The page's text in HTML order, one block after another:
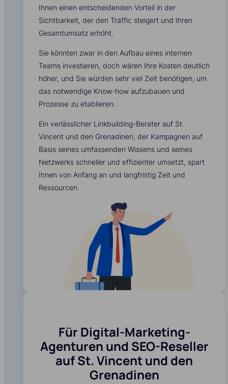
Ihnen einen entscheidenden Vorteil in der
Sichtbarkeit, der den Traffic steigert und Ihren
Gesamtumsatz erhöht.
Sie könnten zwar in den Aufbau eines internen
Teams investieren, doch wären Ihre Kosten deutlich
höher, und Sie würden sehr viel Zeit benötigen, um
das notwendige Know-how aufzubauen und
Prozesse zu etablieren.
Ein verlässlicher Linkbuilding-Berater auf St.
Vincent und den Grenadinen, der Kampagnen auf
Basis seines umfassenden Wissens und seines
Netzwerks schneller und effizienter umsetzt, spart
Ihnen von Anfang an und langfristig Zeit und
Ressourcen.
Für Digital-Marketing-
Agenturen und SEO-Reseller
auf St. Vincent und den
Grenadinen